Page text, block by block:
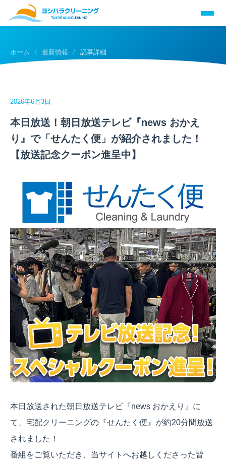
ホーム / 最新情報 / 記事詳細
2026年6月3日
本日放送！朝日放送テレビ『news おかえ
り』で「せんたく便」が紹介されました！
【放送記念クーポン進呈中】
本日放送された朝日放送テレビ『news おかえり』に
て、宅配クリーニングの『せんたく便』が約20分間放送
されました！
番組をご覧いただき、当サイトへお越しくださった皆